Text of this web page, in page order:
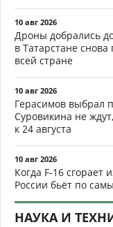
10 авг 2026
Дроны добрались
в Татарстане
всей стране
10 авг 2026
Герасимов выбрал
Суровикина не
к 24 августа
10 авг 2026
Когда F-16 сгорает
России бьёт по
НАУКА И